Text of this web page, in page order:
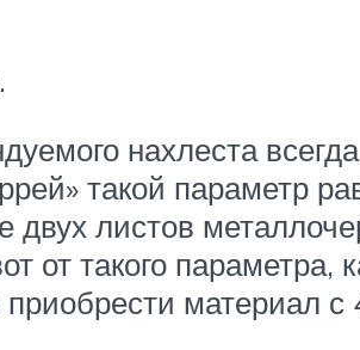
нахлеста
такой параметр
двух листов
от такого
материал